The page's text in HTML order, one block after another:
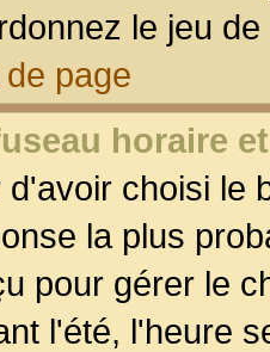
le jeu
page
horaire
choisi le
la plus
pour gérer le
l'été, l'heure